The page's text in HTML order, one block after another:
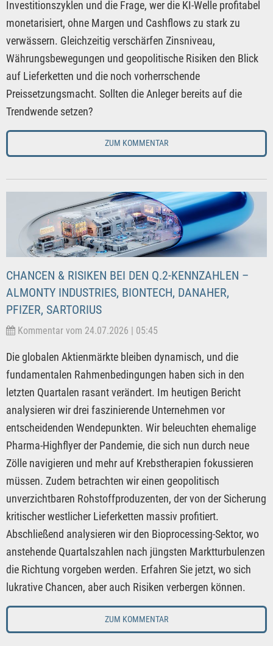
Investitionszyklen und die Frage, wer die KI-Welle profitabel
monetarisiert, ohne Margen und Cashflows zu stark zu
verwässern. Gleichzeitig verschärfen Zinsniveau,
Währungsbewegungen und geopolitische Risiken den Blick
auf Lieferketten und die noch vorherrschende
Preissetzungsmacht. Sollten die Anleger bereits auf die
Trendwende setzen?
ZUM KOMMENTAR
CHANCEN & RISIKEN BEI DEN Q.2-KENNZAHLEN –
ALMONTY INDUSTRIES, BIONTECH, DANAHER,
PFIZER, SARTORIUS
Kommentar vom 24.07.2026 | 05:45
Die globalen Aktienmärkte bleiben dynamisch, und die
fundamentalen Rahmenbedingungen haben sich in den
letzten Quartalen rasant verändert. Im heutigen Bericht
analysieren wir drei faszinierende Unternehmen vor
entscheidenden Wendepunkten. Wir beleuchten ehemalige
Pharma-Highflyer der Pandemie, die sich nun durch neue
Zölle navigieren und mehr auf Krebstherapien fokussieren
müssen. Zudem betrachten wir einen geopolitisch
unverzichtbaren Rohstoffproduzenten, der von der Sicherung
kritischer westlicher Lieferketten massiv profitiert.
Abschließend analysieren wir den Bioprocessing-Sektor, wo
anstehende Quartalszahlen nach jüngsten Marktturbulenzen
die Richtung vorgeben werden. Erfahren Sie jetzt, wo sich
lukrative Chancen, aber auch Risiken verbergen können.
ZUM KOMMENTAR